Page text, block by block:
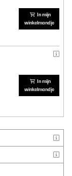
In mijn
winkelmandje
In mijn
winkelmandje